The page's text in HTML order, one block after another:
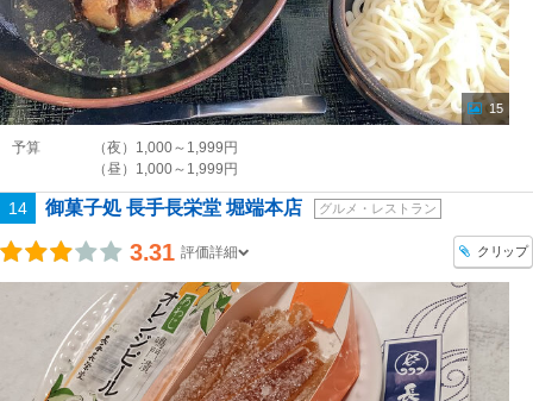
15
予算
（夜）1,000～1,999円
（昼）1,000～1,999円
14 御菓子処 長手長栄堂 堀端本店 グルメ・レストラン
3.31 評価詳細 クリップ